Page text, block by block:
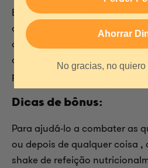
Esses sinais são ativados
digestão. Portanto, se você
alimentar, precisa comer os
quantidades certas, dormir o
permanecer ativo depois de
Dicas de bônus:
Para ajudá-lo a combateras
ou depois de qualquer coisa ,
shake de refeição
Ahorrar
No gracias, no